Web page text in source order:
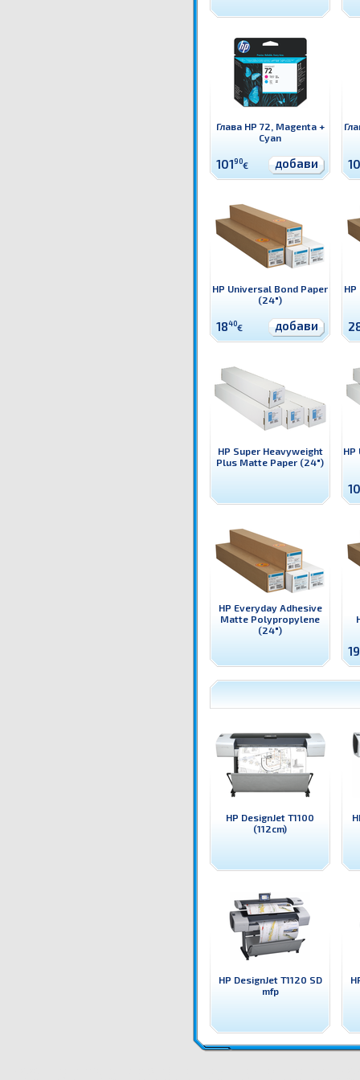
Глава HP 72, Magenta +
Cyan
10190€ добави
HP Universal Bond Paper
(24")
1840€ добави
HP Super Heavyweight
Plus Matte Paper (24")
HP Everyday Adhesive
Matte Polypropylene
(24")
HP DesignJet T1100
(112cm)
HP DesignJet T1120 SD
mfp